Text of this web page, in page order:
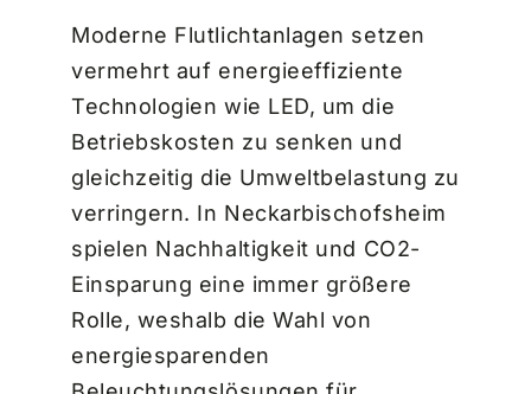
Moderne Flutlichtanlagen setzen
vermehrt auf energieeffiziente
Technologien wie LED, um die
Betriebskosten zu senken und
gleichzeitig die Umweltbelastung zu
verringern. In Neckarbischofsheim
spielen Nachhaltigkeit und CO2-
Einsparung eine immer größere
Rolle, weshalb die Wahl von
energiesparenden